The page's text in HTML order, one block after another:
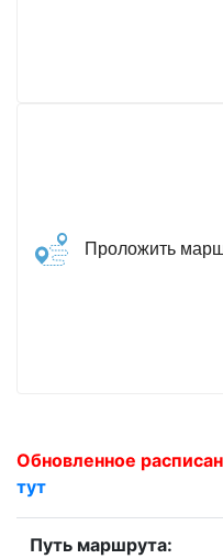
Проложить
Обновленное
тут
Путь маршрута: